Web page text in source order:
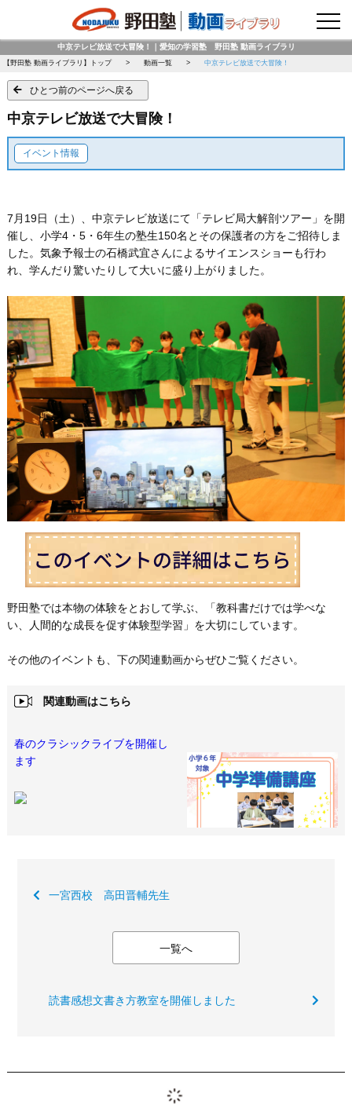
中京テレビ放送で大冒険！｜愛知の学習塾 野田塾 動画ライブラリ
【野田塾 動画ライブラリ】トップ 動画一覧 中京テレビ放送で大冒険！
ひとつ前のページへ戻る
中京テレビ放送で大冒険！
イベント情報
7月19日（土）、中京テレビ放送にて「テレビ局大解剖ツアー」を開
催し、小学4・5・6年生の塾生150名とその保護者の方をご招待しま
した。気象予報士の石橋武宜さんによるサイエンスショーも行わ
れ、学んだり驚いたりして大いに盛り上がりました。
野田塾では本物の体験をとおして学ぶ、「教科書だけでは学べな
い、人間的な成長を促す体験型学習」を大切にしています。
その他のイベントも、下の関連動画からぜひご覧ください。
関連動画はこちら
春のクラシックライブを開催し
ます
一宮西校 高田晋輔先生
一覧へ
読書感想文書き方教室を開催しました